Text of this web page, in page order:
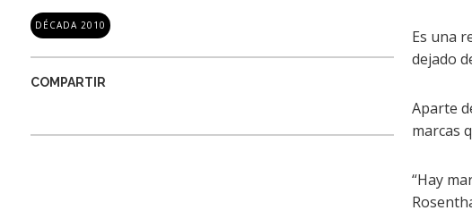
DÉCADA 2010
COMPARTIR
Es una
dejado
Aparte
marcas
“Hay